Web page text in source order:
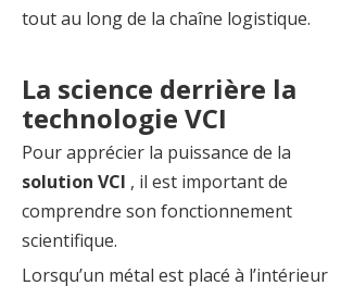
tout au long de la chaîne logistique.
La science derrière la
technologie VCI
Pour apprécier la puissance de la
solution VCI , il est important de
comprendre son fonctionnement
scientifique.
Lorsqu’un métal est placé à l’intérieur